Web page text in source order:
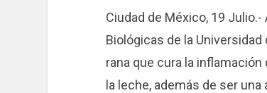
Ciudad de México, 19
Biológicas de la
rana que cura la
la leche, además de ser